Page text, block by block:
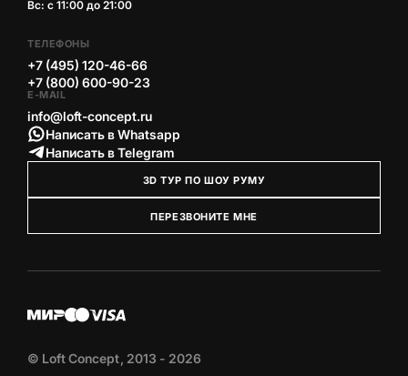
Вс: с 11:00 до 21:00
ТЕЛЕФОНЫ
+7 (495) 120-46-66
+7 (800) 600-90-23
E-MAIL
info@loft-concept.ru
Написать в Whatsapp
Написать в Telegram
3D ТУР ПО ШОУ РУМУ
ПЕРЕЗВОНИТЕ МНЕ
© Loft Concept, 2013 - 2026